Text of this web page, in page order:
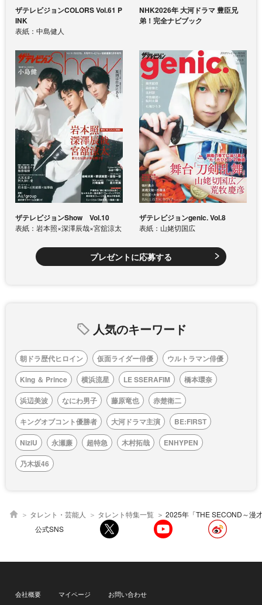
ザテレビジョンCOLORS Vol.61 P
INK
表紙：中島健人
NHK2026年 大河ドラマ 豊臣兄
弟！完全ナビブック
ザテレビジョンShow Vol.10
表紙：岩本照×深澤辰哉×宮舘涼太
ザテレビジョンgenic. Vol.8
表紙：山姥切国広
プレゼントに応募する
人気のキーワード
朝ドラ歴代ヒロイン 仮面ライダー俳優
ウルトラマン俳優
King ＆ Prince
横浜流星 LE SSERAFIM
橋本環奈
浜辺美波
なにわ男子 藤原竜也
赤楚衛二
キングオブコント優勝者
大河ドラマ主演
BE:FIRST
NiziU
永瀬廉 超特急 木村拓哉
ENHYPEN
乃木坂46
タレント・芸能人 タレント特集一覧
2025年「THE SECOND～漫才トーナメン
公式SNS
会社概要 マイページ お問い合わせ